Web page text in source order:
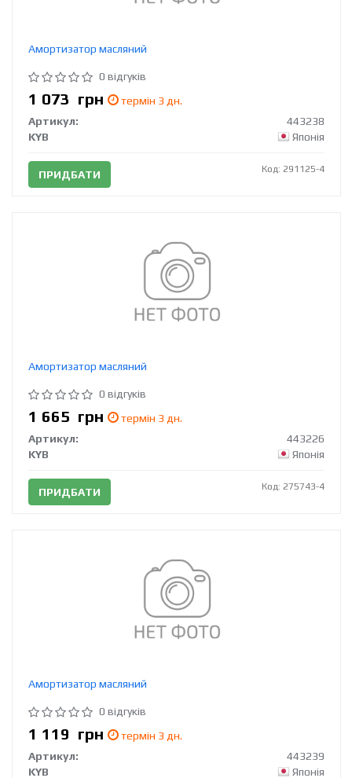
Амортизатор масляний
0 відгуків
1 073 грн
термін 3 дн.
Артикул:
443238
KYB
Японія
ПРИДБАТИ Код: 291125-4
Амортизатор масляний
0 відгуків
1 665 грн
термін 3 дн.
Артикул:
443226
KYB
Японія
ПРИДБАТИ Код: 275743-4
Амортизатор масляний
0 відгуків
1 119 грн
термін 3 дн.
Артикул:
443239
KYB
Японія